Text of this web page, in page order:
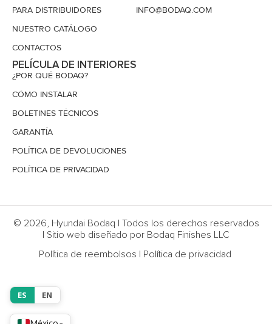
PARA DISTRIBUIDORES
NUESTRO CATÁLOGO
CONTACTOS
PELÍCULA DE INTERIORES
¿POR QUÉ BODAQ?
CÓMO INSTALAR
BOLETINES TÉCNICOS
GARANTÍA
POLÍTICA DE DEVOLUCIONES
POLÍTICA DE PRIVACIDAD
INFO@BODAQ.COM
© 2026, Hyundai Bodaq | Todos los derechos reservados
| Sitio web diseñado por Bodaq Finishes LLC
Política de reembolsos | Política de privacidad
ES EN